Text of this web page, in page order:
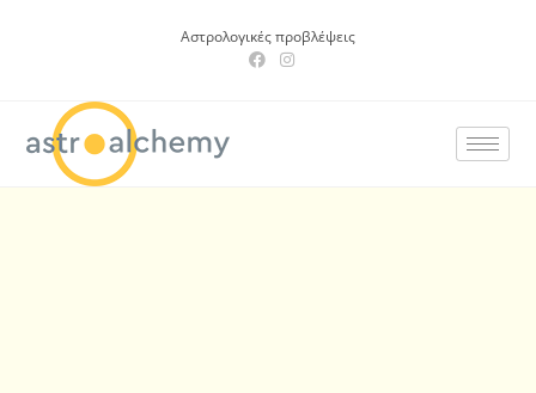
Αστρολογικές προβλέψεις